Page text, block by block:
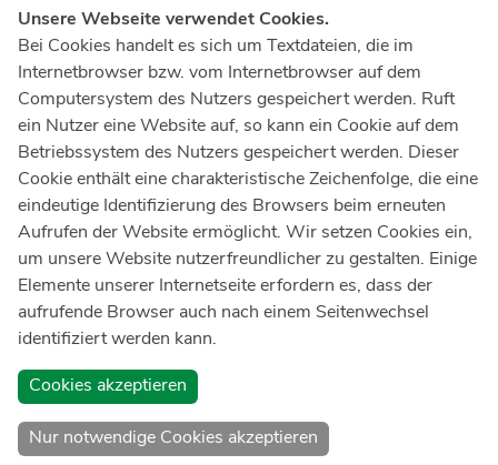
Notruf112
Ärztlicher Notdienst116 117
Giftnotrufzentrale
Tel: +49 22819240
Notfallzentrum Bonn
Kindernotfallzentrum Bonn
UKB-Telefonzentrale
+49 228287 0
Spenden Sie online an das Universitätsklinikum Bonn
Unsere Webseite verwendet Cookies.
Bei Cookies handelt es sich um Textdateien, die im
Internetbrowser bzw. vom Internetbrowser auf dem
Computersystem des Nutzers gespeichert werden. Ruft
ein Nutzer eine Website auf, so kann ein Cookie auf dem
Betriebssystem des Nutzers gespeichert werden. Dieser
Cookie enthält eine charakteristische Zeichenfolge, die eine
eindeutige Identifizierung des Browsers beim erneuten
Aufrufen der Website ermöglicht. Wir setzen Cookies ein,
um unsere Website nutzerfreundlicher zu gestalten. Einige
Elemente unserer Internetseite erfordern es, dass der
aufrufende Browser auch nach einem Seitenwechsel
identifiziert werden kann.
Cookies akzeptieren
Nur notwendige Cookies akzeptieren